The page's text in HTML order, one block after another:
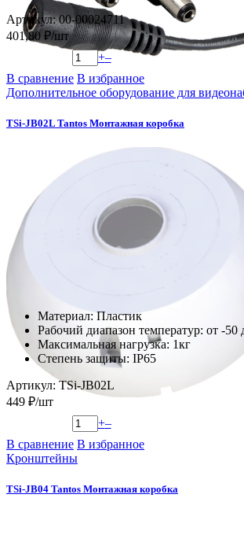
Артикул: 00-00024711
401,80 ₽/шт
+–
В сравнение В избранное
Дополнительное оборудование для
TSi-JB02L Tantos Монтажная коробка
Материал: Пластик
Рабочий диапазон температур: от -50
Максимальная нагрузка: 1кг
Степень защиты: IP65
Артикул: TSi-JB02L
449 ₽/шт
+–
В сравнение В избранное
Кронштейны
TSi-JB04 Tantos Монтажная коробка